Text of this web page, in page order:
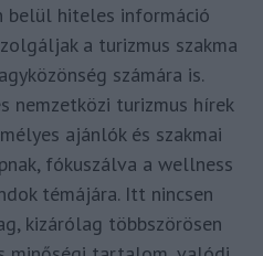
belül hiteles információ
a turizmus szakma
számára is.
nemzetközi turizmus hírek
ajánlók és szakmai
fókuszálva a wellness
témájára. Itt nincsen
kizárólag többszörösen